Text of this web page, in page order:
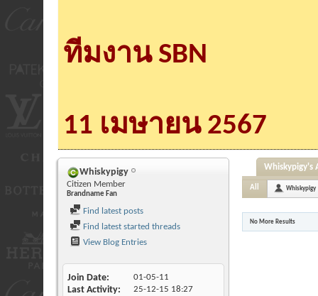
ทีมงาน SBN
11 เมษายน 2567
Whiskypigy
Citizen Member
Brandname Fan
Find latest posts
Find latest started threads
View Blog Entries
Join Date 01-05-11
Last Activity 25-12-15 18:27
Whiskypigy's
All Whiskypigy
No More Results